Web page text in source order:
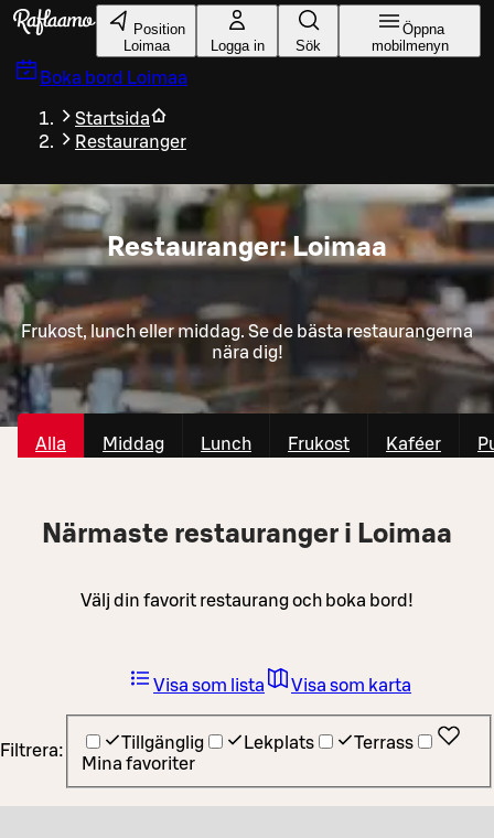
Gå till huvudinnehållet
Position
Loimaa
Logga in Sök
Öppna
mobilmenyn
Boka bord Loimaa
Startsida
Restauranger
Restauranger: Loimaa
Frukost, lunch eller middag. Se de bästa restaurangerna
nära dig!
Alla Middag Lunch Frukost Kaféer
Närmaste restauranger i Loimaa
Välj din favorit restaurang och boka bord!
Filtrera: Tillgänglig Lekplats
Terrass
Mina favoriter
Visa som lista Visa som karta